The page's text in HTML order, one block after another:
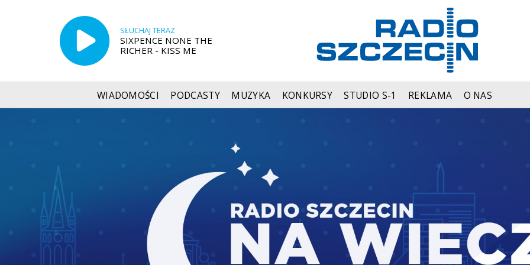
SŁUCHAJ TERAZ
SIXPENCE NONE THE
RICHER - KISS ME
WIADOMOŚCI PODCASTY MUZYKA KONKURSY STUDIO S-1 REKLAMA O NAS